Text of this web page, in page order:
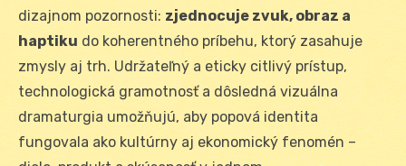
dizajnom pozornosti: zjednocuje zvuk, obraz a
haptiku do koherentného príbehu, ktorý zasahuje
zmysly aj trh. Udržateľný a eticky citlivý prístup,
technologická gramotnosť a dôsledná vizuálna
dramaturgia umožňujú, aby popová identita
fungovala ako kultúrny aj ekonomický fenomén –